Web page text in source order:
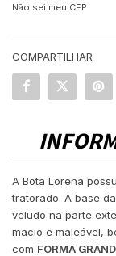
Não sei meu CEP
COMPARTILHAR
A Bota Lorena
tratorado. A base
veludo na parte
macio e maleável,
com FORMA